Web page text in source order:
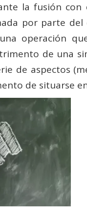
la fusión
por parte
operación
de una
de aspectos
de situarse